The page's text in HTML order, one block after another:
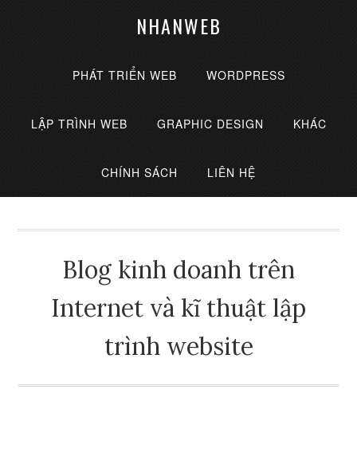
NHANWEB
PHÁT TRIỂN WEB WORDPRESS
LẬP TRÌNH WEB GRAPHIC DESIGN KHÁC
CHÍNH SÁCH LIÊN HỆ
Blog kinh doanh trên
Internet và kĩ thuật lập
trình website